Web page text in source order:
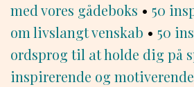
med vores gådeboks • 50
om livslangt venskab • 50
ordsprog til at holde dig på
inspirerende og